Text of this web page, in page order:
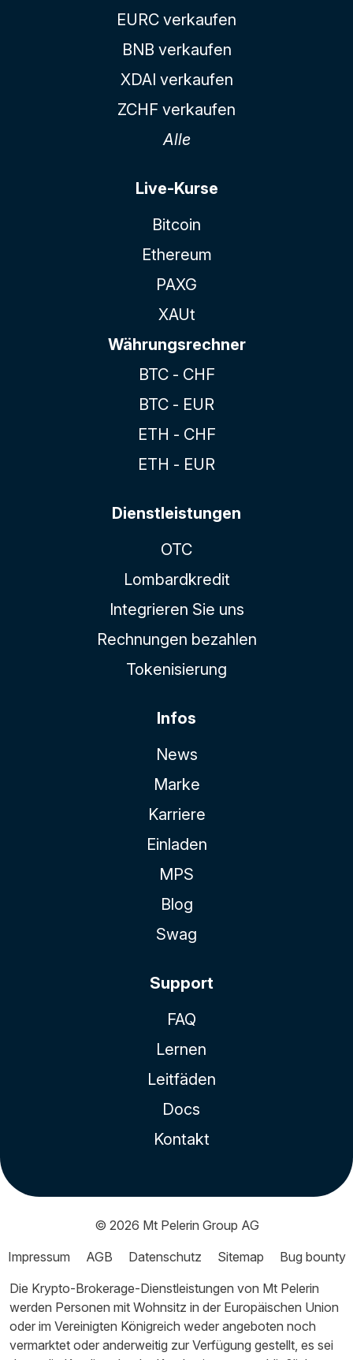
EURC verkaufen
BNB verkaufen
XDAI verkaufen
ZCHF verkaufen
Alle
Live-Kurse
Bitcoin
Ethereum
PAXG
XAUt
Währungsrechner
BTC - CHF
BTC - EUR
ETH - CHF
ETH - EUR
Dienstleistungen
OTC
Lombardkredit
Integrieren Sie uns
Rechnungen bezahlen
Tokenisierung
Infos
News
Marke
Karriere
Einladen
MPS
Blog
Swag
Support
FAQ
Lernen
Leitfäden
Docs
Kontakt
© 2026 Mt Pelerin Group AG
Impressum
AGB Datenschutz Sitemap
Bug bounty
Die Krypto-Brokerage-Dienstleistungen von Mt Pelerin
werden Personen mit Wohnsitz in der Europäischen Union
oder im Vereinigten Königreich weder angeboten noch
vermarktet oder anderweitig zur Verfügung gestellt, es sei